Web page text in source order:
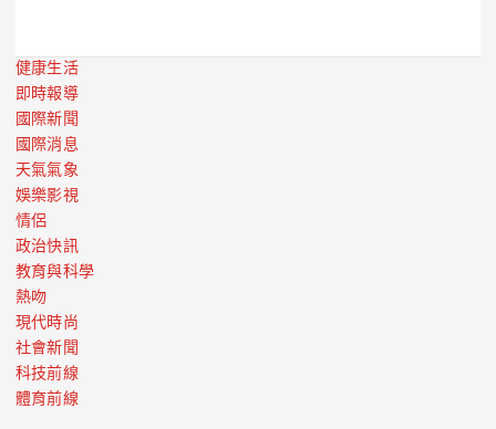
健康生活
即時報導
國際新聞
國際消息
天氣氣象
娛樂影視
情侶
政治快訊
教育與科學
熱吻
現代時尚
社會新聞
科技前線
體育前線